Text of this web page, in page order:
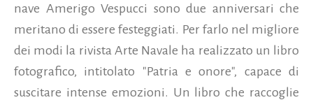
nave Amerigo Vespucci sono due anniversari che
meritano di essere festeggiati. Per farlo nel migliore
dei modi la rivista Arte Navale ha realizzato un libro
fotografico, intitolato "Patria e onore", capace di
suscitare intense emozioni. Un libro che raccoglie